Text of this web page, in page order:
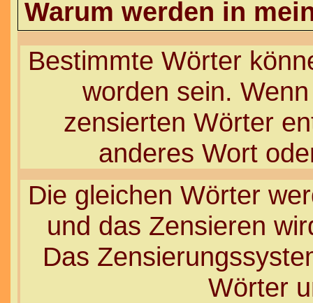
Warum werden in
Bestimmte Wörter
worden sein.
zensierten Wörter
anderes Wort
Die gleichen Wörter
und das Zensieren
Das
Wörter